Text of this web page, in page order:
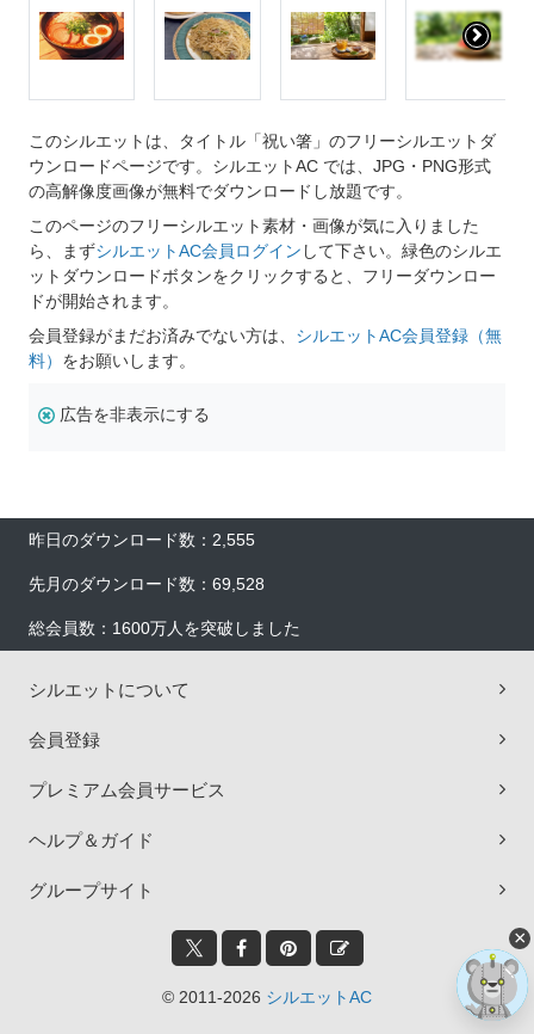
このシルエットは、タイトル「祝い箸」のフリーシルエットダ
ウンロードページです。シルエットAC では、JPG・PNG形式
の高解像度画像が無料でダウンロードし放題です。
このページのフリーシルエット素材・画像が気に入りました
ら、まずシルエットAC会員ログイン して下さい。緑色のシルエ
ットダウンロードボタンをクリックすると、フリーダウンロー
ドが開始されます。
会員登録がまだお済みでない方は、 シルエットAC会員登録（無
料） をお願いします。
広告を非表示にする
昨日のダウンロード数：2,555
先月のダウンロード数：69,528
総会員数：1600万人を突破しました
シルエットについて
会員登録
プレミアム会員サービス
ヘルプ＆ガイド
グループサイト
© 2011-2026 シルエットAC
×